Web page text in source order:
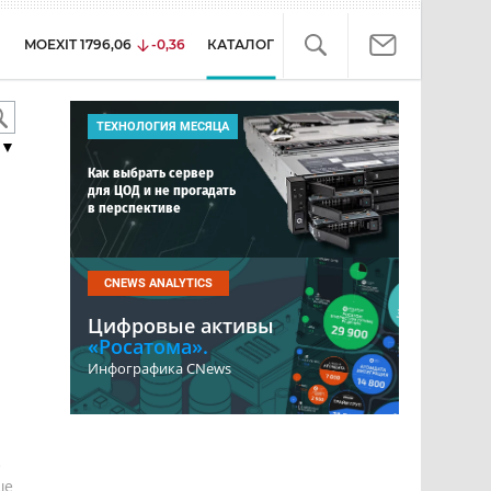
MOEXIT 1796,06 -0,36 КАТАЛОГ
ТЕХНОЛОГИЯ МЕСЯЦА
Как выбрать сервер
для ЦОД и не прогадать
в перспективе
CNEWS ANALYTICS
Цифровые активы
«Росатома».
Инфографика CNews